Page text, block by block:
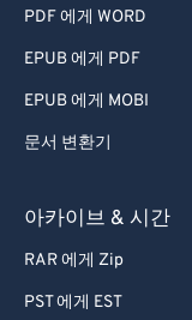
PDF 에게 WORD
EPUB 에게 PDF
EPUB 에게 MOBI
문서 변환기
아카이브 & 시간
RAR 에게 Zip
PST 에게 EST